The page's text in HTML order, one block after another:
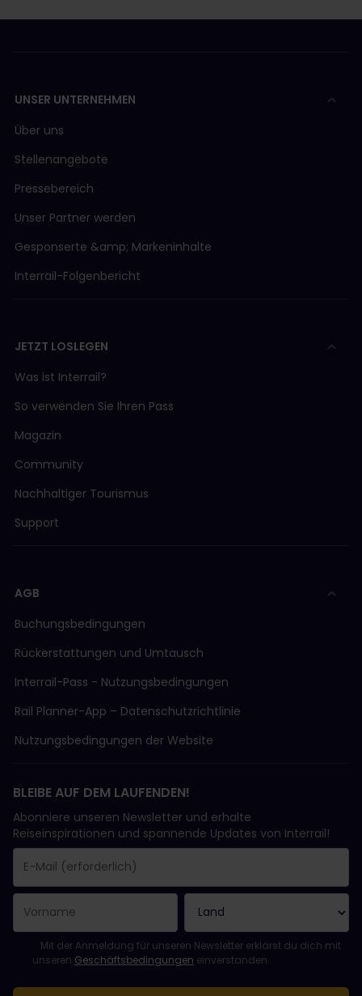
UNSER UNTERNEHMEN
Über uns
Stellenangebote
Pressebereich
Unser Partner werden
Gesponserte &amp; Markeninhalte
Interrail-Folgenbericht
JETZT LOSLEGEN
Was ist Interrail?
So verwenden Sie Ihren Pass
Magazin
Community
Nachhaltiger Tourismus
Support
AGB
Buchungsbedingungen
Rückerstattungen und Umtausch
Interrail-Pass - Nutzungsbedingungen
Rail Planner-App – Datenschutzrichtlinie
Nutzungsbedingungen der Website
BLEIBE AUF DEM LAUFENDEN!
Abonniere unseren Newsletter und erhalte
Reiseinspirationen und spannende Updates von Interrail!
Das Feld „E-Mail-Adresse“ ist ein Pflichtfeld!
Diese E-Mail-Adresse ist ungültig!
Beim Abonnieren des Newsletters ist ein Fehler aufgetreten.
Du hast diesen Newsletter bereits abonniert!
Bitte stimme den Allgemeinen Geschäftsbedingungen zu, um
Mit der Anmeldung für unseren Newsletter erklärst du dich mit
unseren Geschäftsbedingungen einverstanden.